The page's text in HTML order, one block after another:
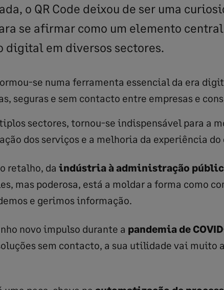
o QR Code deixou de ser uma
se afirmar como um elemento
digital em diversos sectores.
se numa ferramenta essencial da era
seguras e sem contacto entre empresas e
sectores, tornou-se indispensável para a
dos serviços e a melhoria da experiência
retalho, da indústria à administração
mas poderosa, está a moldar a forma como
e gerimos informação.
novo impulso durante a pandemia de
sem contacto, a sua utilidade vai muito